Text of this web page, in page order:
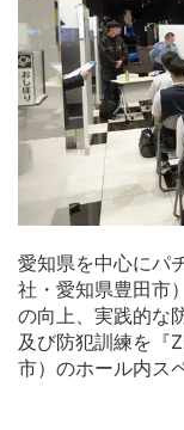
愛知県を中心にパ
社・愛知県豊田市
の向上、実践的な
及び防犯訓練を『
市）のホール内ス